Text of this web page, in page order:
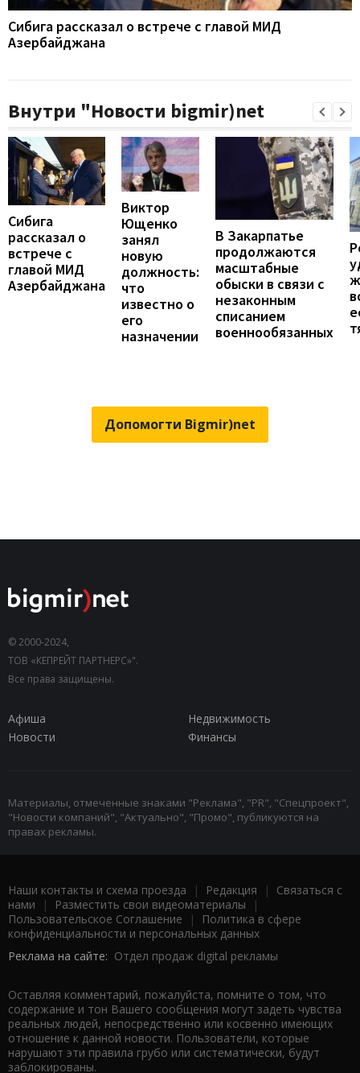
Сибига рассказал о встрече с главой МИД
Азербайджана
Внутри "Новости bigmir)net
Сибига
рассказал о
встрече с
главой МИД
Азербайджана
Виктор
Ющенко
занял
новую
должность:
что
известно о
его
назначении
В Закарпатье
продолжаются
масштабные
обыски в связи с
незаконным
списанием
военнообязанных
Допомогти Bigmir)net
© 2000-2024,
ТОВ «КЕПРЕЙТ ПАРТНЕРС»".
Все права защищены.
Афиша
Недвижимость
Новости
Финансы
Материалы, отмеченные знаками "Реклама", "PR", "Спецпроект",
"Новости компаний", "Актуально", "Промо", публикуются на
правах рекламы.
Наши контакты и схема проезда | Редакция | Связаться с
нами | Разместить свои видеоматериалы |
Пользовательское Соглашение |
Политика в сфере
конфиденциальности и персональных данных
Реклама на сайте: Отдел продаж digital рекламы
Оставляя комментарий, пожалуйста, помните о том, что
содержание и тон Вашего сообщения могут задеть чувства
реальных людей, непосредственно или косвенно имеющих
отношение к данной новости. Пользователи, которые
нарушают эти правила грубо или систематически, будут
заблокированы.